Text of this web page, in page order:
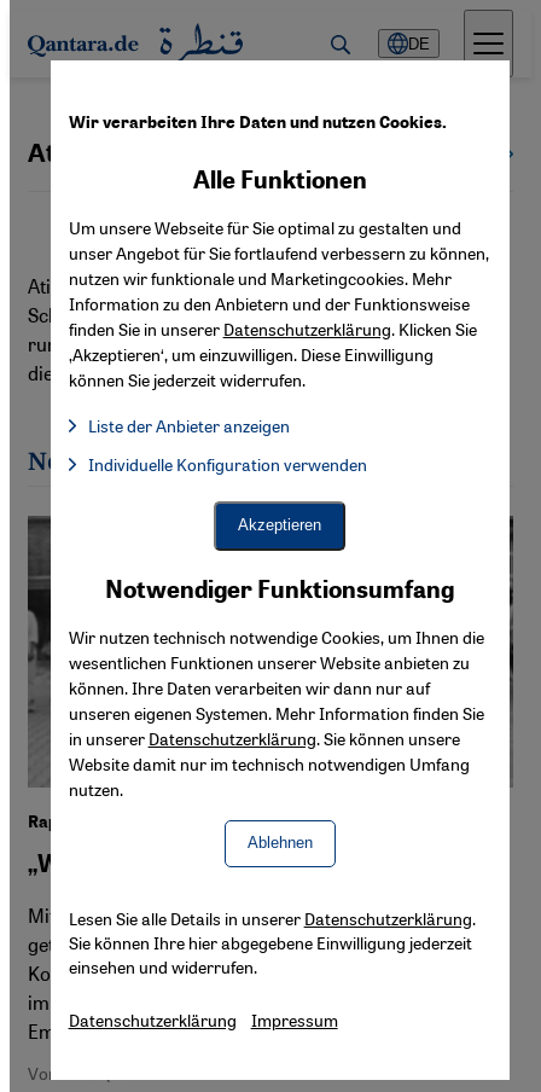
Direkt zum Inhalt springen
DE
Atifa Qazi
Atifa Qazi ist Redakteurin und freie Journalistin. Zu ihren
Schwerpunkten gehören internationale Politik, Themen
rund um soziale Ungleichheit sowie Musik, insbesondere
die französische Rap-Szene.
Neueste Artikel von Atifa Qazi
Rapperin Siba im Interview
„Wut kann sehr konstruktiv sein”
Mit „Dounana“ hat die Berliner Musikerin Siba einen Nerv
getroffen: Der auf Arabisch gerappte Song über
Kolonialismus und Imperialismus verbreitet sich rasant
im Netz. Ein Gespräch über Wut, Ungerechtigkeit und
Empowerment.
Von Atifa Qazi
Wir verarbeiten Ihre Daten und nutzen Cookies.
Notwendiger Funktionsumfang
Wir nutzen technisch notwendige Cookies, um Ihnen die
wesentlichen Funktionen unserer Website anbieten zu
können. Ihre Daten verarbeiten wir dann nur auf
unseren eigenen Systemen. Mehr Information finden Sie
in unserer Datenschutzerklärung. Sie können unsere
Website damit nur im technisch notwendigen Umfang
nutzen.
Ablehnen
Alle Funktionen
Um unsere Webseite für Sie optimal zu gestalten und
unser Angebot für Sie fortlaufend verbessern zu können,
nutzen wir funktionale und Marketingcookies. Mehr
Information zu den Anbietern und der Funktionsweise
finden Sie in unserer Datenschutzerklärung. Klicken Sie
‚Akzeptieren‘, um einzuwilligen. Diese Einwilligung
können Sie jederzeit widerrufen.
Liste der Anbieter anzeigen
Facebook Embed / Facebook Connect, Google Maps Embed,
Facebook Embed / Facebook Connect
Google Maps Embed
Individuelle Konfiguration verwenden
Akzeptieren
Lesen Sie alle Details in unserer Datenschutzerklärung.
Sie können Ihre hier abgegebene Einwilligung jederzeit
einsehen und widerrufen.
Datenschutzerklärung Impressum